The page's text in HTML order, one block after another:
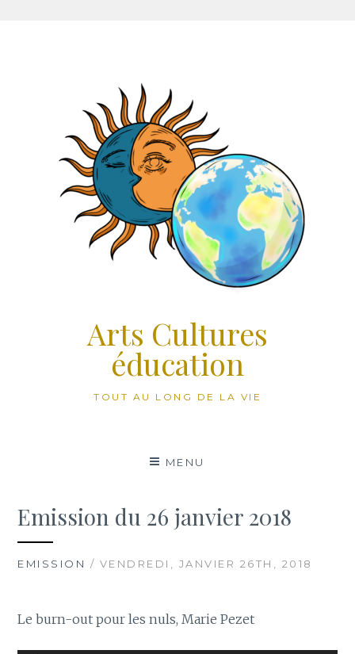
Arts Cultures
éducation
TOUT AU LONG DE LA VIE
MENU
Emission du 26 janvier 2018
EMISSION / VENDREDI, JANVIER 26TH, 2018
Le burn-out pour les nuls, Marie Pezet